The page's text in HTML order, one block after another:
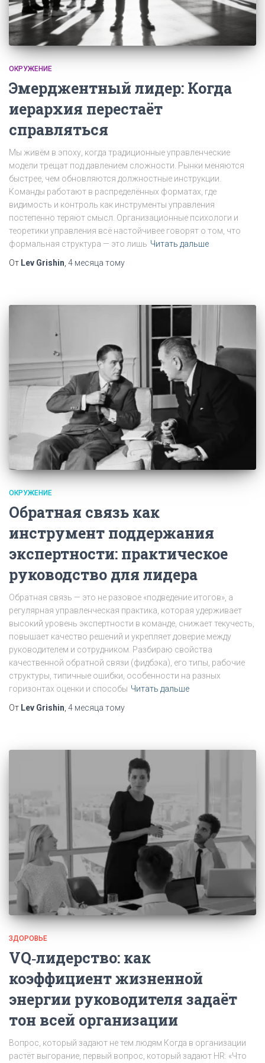
ОКРУЖЕНИЕ
Эмерджентный лидер: Когда
иерархия перестаёт
справляться
Мы живём в эпоху, когда традиционные управленческие
модели трещат под давлением сложности. Рынки меняются
быстрее, чем обновляются должностные инструкции.
Команды работают в распределённых форматах, где
видимость и контроль как инструменты управления
постепенно теряют смысл. Организационные психологи и
теоретики управления всё настойчивее говорят о том, что
формальная структура — это лишь Читать дальше
От Lev Grishin 4 месяца тому
ОКРУЖЕНИЕ
Обратная связь как
инструмент поддержания
экспертности: практическое
руководство для лидера
Обратная связь — это не разовое «подведение итогов», а
регулярная управленческая практика, которая удерживает
высокий уровень экспертности в команде, снижает текучесть,
повышает качество решений и укрепляет доверие между
руководителем и сотрудником. Разбираю свойства
качественной обратной связи (фидбэка), его типы, рабочие
структуры, типичные ошибки, особенности на разных
горизонтах оценки и способы Читать дальше
От Lev Grishin, 4 месяца тому
ЗДОРОВЬЕ
VQ‑лидерство: как
коэффициент жизненной
энергии руководителя задаёт
тон всей организации
Вопрос, который задают не тем людям Когда в организации
растёт выгорание, первый вопрос, который задают HR: «Что